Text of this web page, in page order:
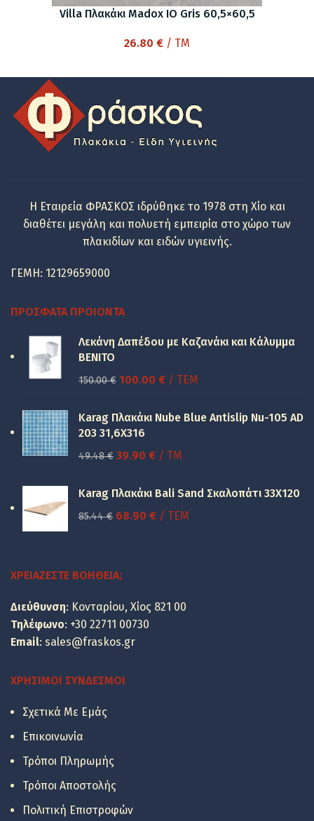
Villa Πλακάκι Madox IO Gris 60,5×60,5
26.80 € / TM
Η Εταιρεία ΦΡΑΣΚΟΣ ιδρύθηκε το 1978 στη Χίο και
διαθέτει μεγάλη και πολυετή εμπειρία στο χώρο των
πλακιδίων και ειδών υγιεινής.
ΓΕΜΗ: 12129659000
ΠΡΌΣΦΑΤΑ ΠΡΟΙΌΝΤΑ
Λεκάνη Δαπέδου με Καζανάκι και Κάλυμμα
BENITO
150.00€ Original
was:
150.00 €.
100.00 €Η
τιμή
100.00 €.
/ ΤΕΜ
Karag Πλακάκι Nube Blue Antislip Nu-105 AD
203 31,6X316
49.48€ Original
was:
39.90 €Η
τιμή
είναι:
39.90 €.
/ TM
Karag Πλακάκι Bali Sand Σκαλοπάτι 33Χ120
85.44€ Original
68.90 €Η/ ΤΕΜ
ΧΡΕΙΆΖΕΣΤΕ ΒΟΉΘΕΙΑ;
Διεύθυνση: Κονταρίου, Χίος 821 00
Τηλέφωνο: +30 22711 00730
Email: sales@fraskos.gr
ΧΡΉΣΙΜΟΙ ΣΎΝΔΕΣΜΟΙ
Σχετικά Με Εμάς
Επικοινωνία
Τρόποι Πληρωμής
Τρόποι Αποστολής
Πολιτική Επιστροφών